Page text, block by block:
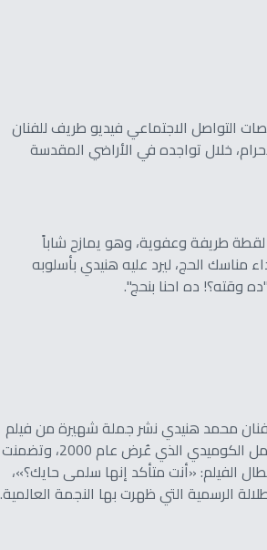
التواصل الاجتماعي فيديو طريف للفنان
خلال تواجده في الأراضي المقدسة
طريفة وعفوية، وهو يمازح شاباً
مناسك الحج، ليرد عليه هنيدي بأسلوبه
وقته؟! ده احنا بنحج".
محمد هنيدي نشر جملة شهيرة من فيلم
«فيلم ثقافي»، وهو العمل الكوميدي الذي عُرض عام 2000، وتضمنت
الفيلم: «أنت متأكد إنها سلمى حايك؟»،
الرسمية التي ظهرت بها النجمة العالمية.